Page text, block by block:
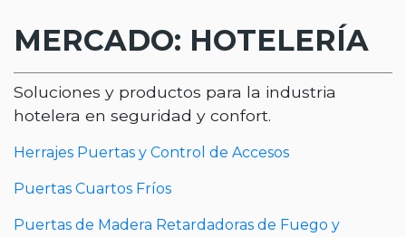
MERCADO: HOTELERÍA
Soluciones y productos para la industria
hotelera en seguridad y confort.
Herrajes Puertas y Control de Accesos
Puertas Cuartos Fríos
Puertas de Madera Retardadoras de Fuego y